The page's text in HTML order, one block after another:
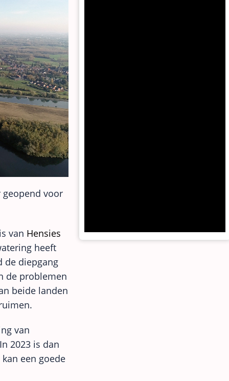
voor
van Hensies
heeft
de diepgang
de problemen
beide landen
van
2023 is dan
een goede